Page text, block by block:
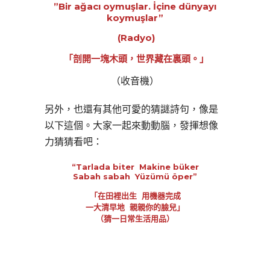
”Bir ağacı oymuşlar. İçine dünyayı
koymuşlar”
(Radyo)
「剖開一塊木頭，世界藏在裏頭。」
（收音機）
另外，也還有其他可愛的猜謎詩句，像是
以下這個。大家一起來動動腦，發揮想像
力猜猜看吧：
“Tarlada biter Makine büker
Sabah sabah Yüzümü öper”
「在田裡出生 用機器完成
一大清早地 親親你的臉兒」
（猜一日常生活用品）